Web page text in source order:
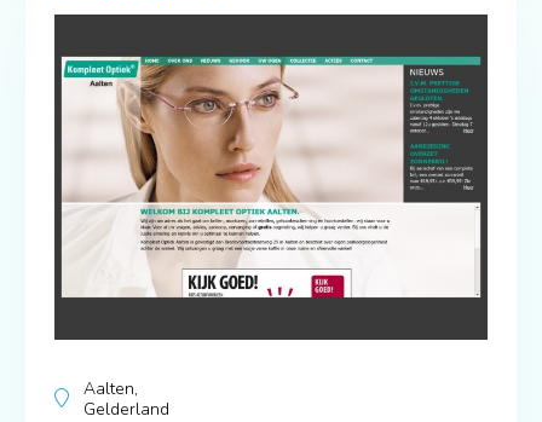
Aalten,
Gelderland